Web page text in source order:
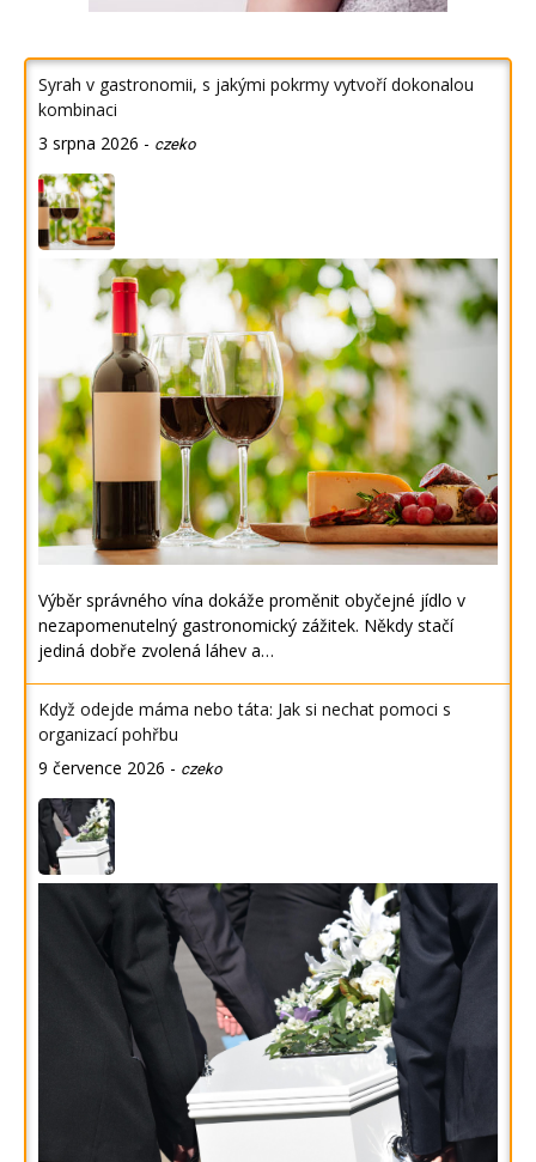
Syrah v gastronomii, s jakými pokrmy vytvoří dokonalou
kombinaci
3 srpna 2026 - czeko
Výběr správného vína dokáže proměnit obyčejné jídlo v
nezapomenutelný gastronomický zážitek. Někdy stačí
jediná dobře zvolená láhev a…
Když odejde máma nebo táta: Jak si nechat pomoci s
organizací pohřbu
9 července 2026 - czeko